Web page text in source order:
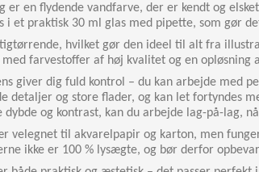
er en flydende vandfarve, der er kendt og
i et praktisk 30 ml glas med pipette, som gør
hvilket gør den ideel til alt fra
farvestoffer af høj kvalitet og en
giver dig fuld kontrol – du kan arbejde med
detaljer og store flader, og kan let fortyndes
dybde og kontrast, kan du arbejde lag-på-lag,
velegnet til akvarelpapir og karton, men
ikke er 100 % lysægte, og bør derfor